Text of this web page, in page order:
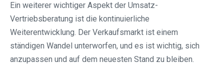
Ein weiterer wichtiger Aspekt der Umsatz-
Vertriebsberatung ist die kontinuierliche
Weiterentwicklung. Der Verkaufsmarkt ist einem
ständigen Wandel unterworfen, und es ist wichtig, sich
anzupassen und auf dem neuesten Stand zu bleiben.